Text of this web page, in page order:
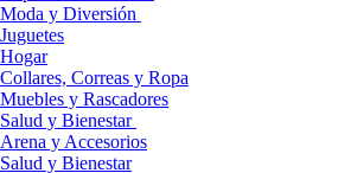
Moda y Diversión
Juguetes
Hogar
Collares, Correas y Ropa
Muebles y Rascadores
Salud y Bienestar
Arena y Accesorios
Salud y Bienestar